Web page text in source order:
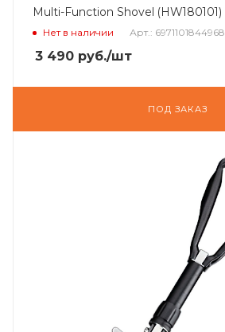
Multi-Function Shovel (HW180101)
Нет в наличии Арт.: 6971101844968
3 490 руб./шт
ПОД ЗАКАЗ